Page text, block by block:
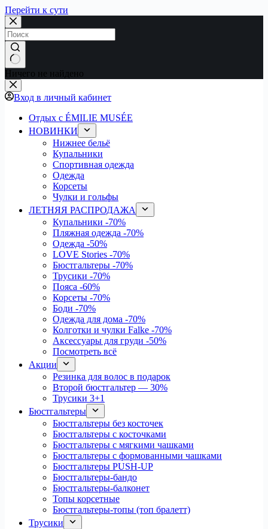
Перейти к сути
Ничего не найдено
Вход в личный кабинет
Отдых с ÉMILIE MUSÉE
НОВИНКИ
Нижнее бельё
Купальники
Спортивная одежда
Одежда
Корсеты
Чулки и гольфы
ЛЕТНЯЯ РАСПРОДАЖА
Купальники -70%
Пляжная одежда -70%
Одежда -50%
LOVE Stories -70%
Бюстгальтеры -70%
Трусики -70%
Пояса -60%
Корсеты -70%
Боди -70%
Одежда для дома -70%
Колготки и чулки Falke -70%
Аксессуары для груди -50%
Посмотреть всё
Акции
Резинка для волос в подарок
Второй бюстгальтер — 30%
Трусики 3+1
Бюстгальтеры
Бюстгальтеры без косточек
Бюстгальтеры с косточками
Бюстгальтеры с мягкими чашками
Бюстгальтеры с формованными чашками
Бюстгальтеры PUSH-UP
Бюстгальтеры-бандо
Бюстгальтеры-балконет
Топы корсетные
Бюстгальтеры-топы (топ бралетт)
Трусики